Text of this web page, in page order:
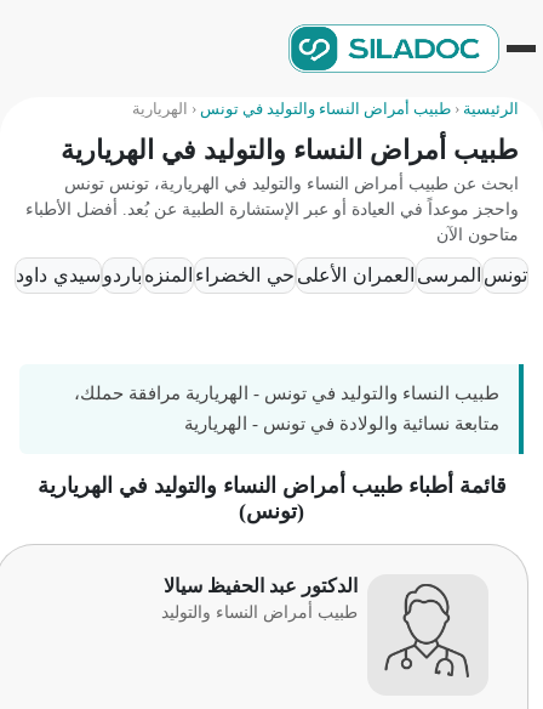
الرئيسية‹طبيب أمراض النساء والتوليد في تونس‹الهريارية
طبيب أمراض النساء والتوليد في الهريارية
ابحث عن طبيب أمراض النساء والتوليد في الهريارية، تونس تونس
واحجز موعداً في العيادة أو عبر الإستشارة الطبية عن بُعد. أفضل الأطباء
متاحون الآن
تونسالمرسىالعمران الأعلىحي الخضراء المنزه باردوسيدي داود
طبيب النساء والتوليد في تونس - الهريارية مرافقة حملك،
متابعة نسائية والولادة في تونس - الهريارية
قائمة أطباء طبيب أمراض النساء والتوليد في الهريارية
(تونس)
الدكتور عبد الحفيظ سيالا
طبيب أمراض النساء والتوليد